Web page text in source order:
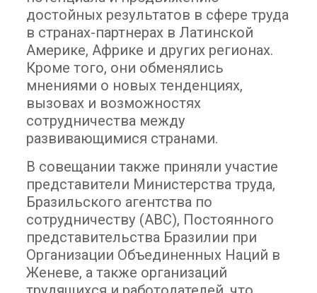
достойных результатов в сфере труда
в странах-партнерах в Латинской
Америке, Африке и других регионах.
Кроме того, они обменялись
мнениями о новых тенденциях,
вызовах и возможностях
сотрудничества между
развивающимися странами.
В совещании также приняли участие
представители Министерства труда,
Бразильского агентства по
сотрудничеству (ABC), Постоянного
представительства Бразилии при
Организации Объединенных Наций в
Женеве, а также организаций